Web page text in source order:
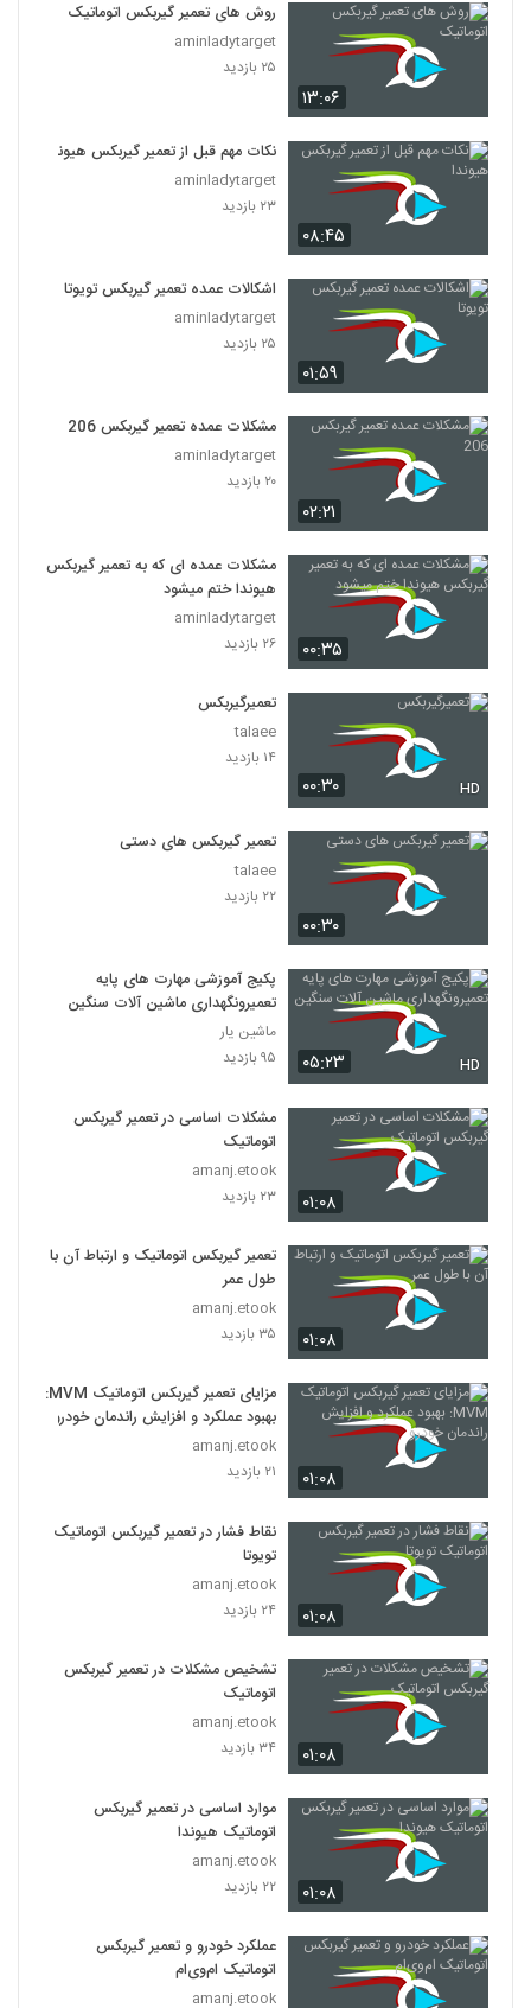
۱۳:۰۶
روش های تعمیر گیربکس اتوماتیک
aminladytarget
۲۵ بازدید
۰۸:۴۵
نکات مهم قبل از تعمیر گیربکس هیوندا
aminladytarget
۲۳ بازدید
۰۱:۵۹
اشکالات عمده تعمیر گیربکس تویوتا
aminladytarget
۲۵ بازدید
۰۲:۲۱
مشکلات عمده تعمیر گیربکس 206
aminladytarget
۲۰ بازدید
۰۰:۳۵
مشکلات عمده ای که به تعمیر گیربکس
هیوندا ختم میشود
aminladytarget
۲۶ بازدید
۰۰:۳۰ HD
تعمیرگیربکس
talaee
۱۴ بازدید
۰۰:۳۰
تعمیر گیربکس های دستی
talaee
۲۲ بازدید
۰۵:۲۳ HD
پکیج آموزشی مهارت های پایه
تعمیرونگهداری ماشین آلات سنگین
ماشین یار
۹۵ بازدید
۰۱:۰۸
مشکلات اساسی در تعمیر گیربکس
اتوماتیک
amanj.etook
۲۳ بازدید
۰۱:۰۸
تعمیر گیربکس اتوماتیک و ارتباط آن با
طول عمر
amanj.etook
۳۵ بازدید
۰۱:۰۸
مزایای تعمیر گیربکس اتوماتیک MVM:
بهبود عملکرد و افزایش راندمان خودرو
amanj.etook
۲۱ بازدید
۰۱:۰۸
نقاط فشار در تعمیر گیربکس اتوماتیک
تویوتا
amanj.etook
۲۴ بازدید
۰۱:۰۸
تشخیص مشکلات در تعمیر گیربکس
اتوماتیک
amanj.etook
۳۴ بازدید
۰۱:۰۸
موارد اساسی در تعمیر گیربکس
اتوماتیک هیوندا
amanj.etook
۲۲ بازدید
عملکرد خودرو و تعمیر گیربکس
اتوماتیک ام‌وی‌ام
amanj.etook